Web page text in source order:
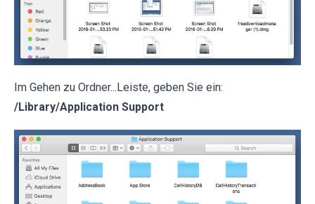
Im Gehen zu Ordner...Leiste, geben Sie ein:
/Library/Application Support